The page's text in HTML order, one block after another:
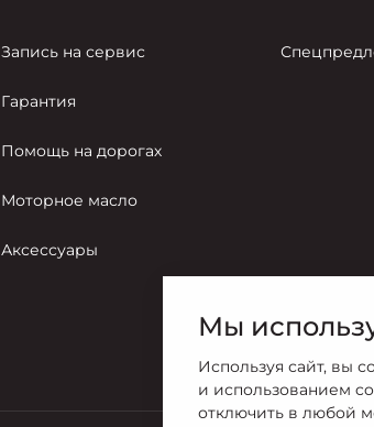
Запись на сервис
Гарантия
Помощь на дорогах
Моторное масло
Аксессуары
Мы
Используя сайт, вы
и использованием
отключить в любой